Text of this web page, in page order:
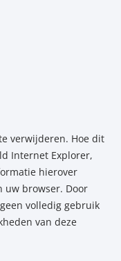
verwijderen. Hoe dit
Internet Explorer,
hierover
uw browser. Door
volledig gebruik
van deze